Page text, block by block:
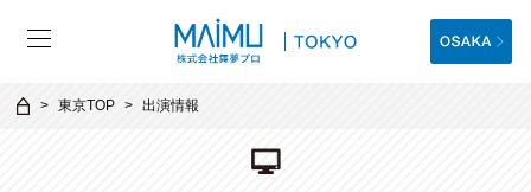
東京TOP 出演情報